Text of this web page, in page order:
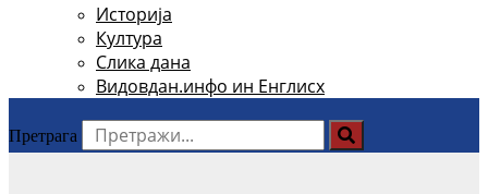
Историја
Култура
Слика дана
Видовдан.инфо ин Енглисх
Претрага